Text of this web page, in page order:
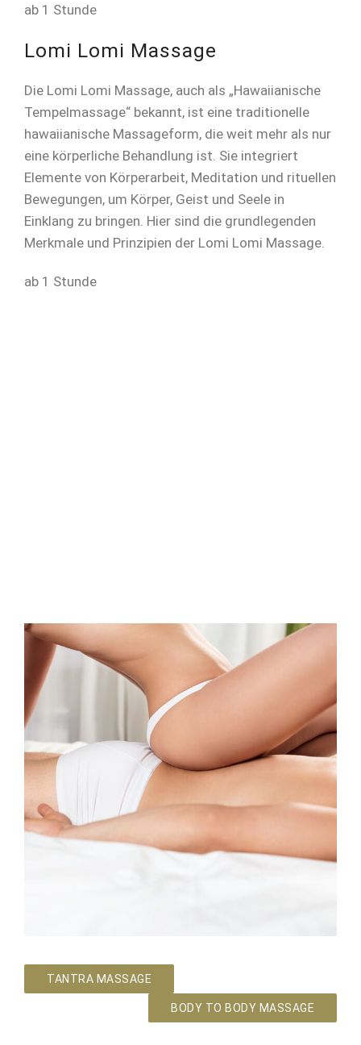
ab 1 Stunde
Lomi Lomi Massage
Die Lomi Lomi Massage, auch als „Hawaiianische
Tempelmassage“ bekannt, ist eine traditionelle
hawaiianische Massageform, die weit mehr als nur
eine körperliche Behandlung ist. Sie integriert
Elemente von Körperarbeit, Meditation und rituellen
Bewegungen, um Körper, Geist und Seele in
Einklang zu bringen. Hier sind die grundlegenden
Merkmale und Prinzipien der Lomi Lomi Massage.
ab 1 Stunde
TANTRA MASSAGE
BODY TO BODY MASSAGE